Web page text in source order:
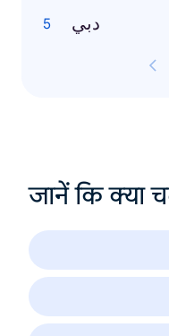
دبي
जानें कि क्या